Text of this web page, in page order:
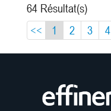
64 Résultat(s)
<<
1 2 3 4